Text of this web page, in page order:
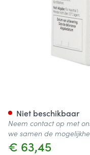
€ 63,45
Niet beschikbaar
Neem contact op met
we samen de